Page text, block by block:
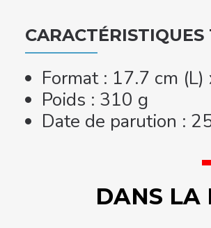
Format : 17.7 cm
Poids : 310 g
Date de parution :
DANS LA